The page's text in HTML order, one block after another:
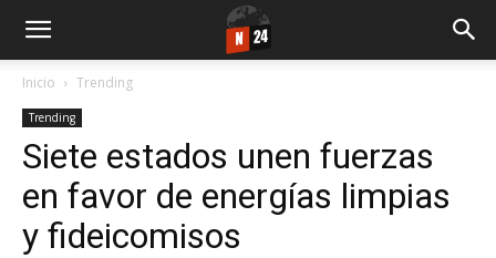
Inicio Trending
Trending
Siete estados unen fuerzas
en favor de energías limpias
y fideicomisos